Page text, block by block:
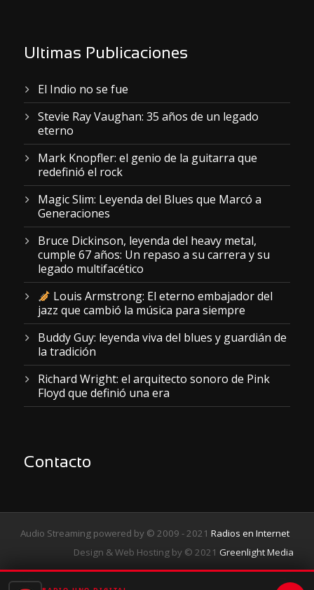
Ultimas Publicaciones
El Indio no se fue
Stevie Ray Vaughan: 35 años de un legado
eterno
Mark Knopfler: el genio de la guitarra que
redefinió el rock
Magic Slim: Leyenda del Blues que Marcó a
Generaciones
Bruce Dickinson, leyenda del heavy metal,
cumple 67 años: Un repaso a su carrera y su
legado multifacético
Louis Armstrong: El eterno embajador del
jazz que cambió la música para siempre
Buddy Guy: leyenda viva del blues y guardián de
la tradición
Richard Wright: el arquitecto sonoro de Pink
Floyd que definió una era
Contacto
Audio Streaming powered by © 2009 - 2021 Radios en Internet
Design & Web Hosting by © 2021 Greenlight Media